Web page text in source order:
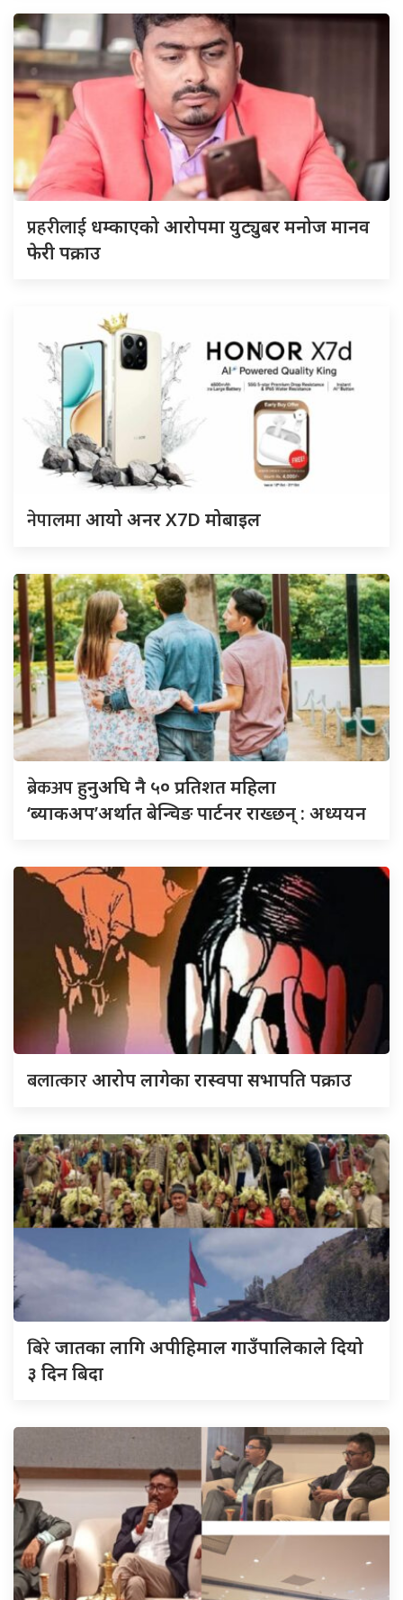
प्रहरीलाई धम्काएको आरोपमा युट्युबर मनोज मानव
फेरी पक्राउ
नेपालमाआयो अनर X7D मोबाइल
ब्रेकअपहुनुअघि नै ५० प्रतिशत महिला
‘ब्याकअप’अर्थात बेन्चिङ पार्टनर राख्छन् : अध्ययन
बलात्कारआरोप लागेका रास्वपा सभापति पक्राउ
बिरेजातका लागि अपीहिमाल गाउँपालिकाले दियो
३ दिन बिदा